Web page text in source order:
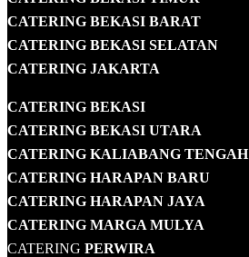
CATERING BEKASI BARAT
CATERING BEKASI SELATAN
CATERING JAKARTA
CATERING BEKASI
CATERING BEKASI UTARA
CATERING KALIABANG TENGAH
CATERING HARAPAN BARU
CATERING HARAPAN JAYA
CATERING MARGA MULYA
CATERING PERWIRA